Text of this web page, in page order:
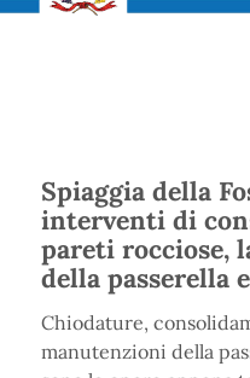
Spiaggia della
interventi di
pareti rocciose,
della passerella
Chiodature,
manutenzioni della